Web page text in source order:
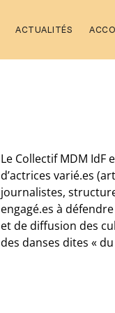
Aller
au
ACTUALITÉS
Le Collectif MDM IdF
d’actrices varié.es
journalistes,
engagé.es à
et de diffusion des
des danses dites «